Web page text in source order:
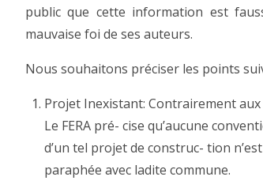
public que cette information est
mauvaise foi de ses auteurs.
Nous souhaitons préciser les points
Projet Inexistant: Contrairement
Le FERA pré- cise qu’aucune
d’un tel projet de construc- tion
paraphée avec ladite commune.